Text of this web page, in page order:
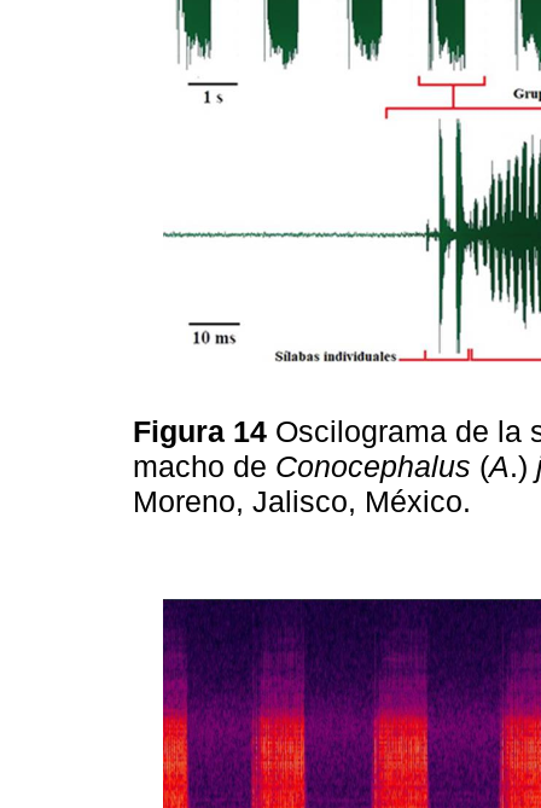
Figura 14 Oscilograma de la
macho de Conocephalus (A.)
Moreno, Jalisco, México.